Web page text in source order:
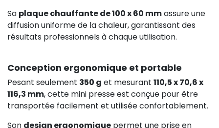
Sa plaque chauffante de 100 x 60 mmassure une
diffusion uniforme de la chaleur, garantissant des
résultats professionnels à chaque utilisation.
Conception ergonomique et portable
Pesant seulement 350 g et mesurant 110,5 x 70,6 x
116,3 mm, cette mini presse est conçue pour être
transportée facilement et utilisée confortablement.
Son design ergonomique permet une prise en